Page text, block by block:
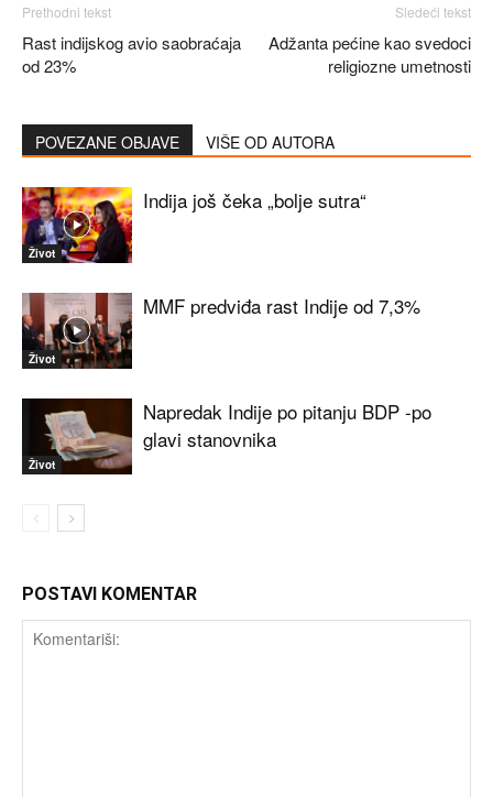
Prethodni tekst
Rast indijskog avio saobraćaja
od 23%
Sledeći tekst
Adžanta pećine kao svedoci
religiozne umetnosti
POVEZANE OBJAVE VIŠE OD AUTORA
Život
Indija još čeka „bolje sutra“
Život
MMF predviđa rast Indije od 7,3%
Život
Napredak Indije po pitanju BDP -po
glavi stanovnika
POSTAVI KOMENTAR